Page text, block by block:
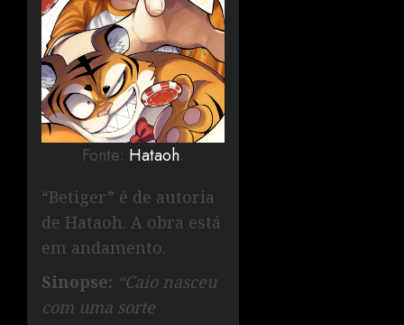
Fonte: Hataoh.
“Betiger” é de autoria
de Hataoh. A obra está
em andamento.
Sinopse: “Caio nasceu
com uma sorte